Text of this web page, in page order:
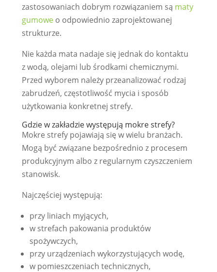
zastosowaniach dobrym rozwiązaniem są maty
gumoweo odpowiednio zaprojektowanej
strukturze.
Nie każda mata nadaje się jednak do kontaktu
z wodą, olejami lub środkami chemicznymi.
Przed wyborem należy przeanalizować rodzaj
zabrudzeń, częstotliwość mycia i sposób
użytkowania konkretnej strefy.
Gdzie w zakładzie występują mokre strefy?
Mokre strefy pojawiają się w wielu branżach.
Mogą być związane bezpośrednio z procesem
produkcyjnym albo z regularnym czyszczeniem
stanowisk.
Najczęściej występują:
przy liniach myjących,
w strefach pakowania produktów
spożywczych,
przy urządzeniach wykorzystujących wodę,
w pomieszczeniach technicznych,